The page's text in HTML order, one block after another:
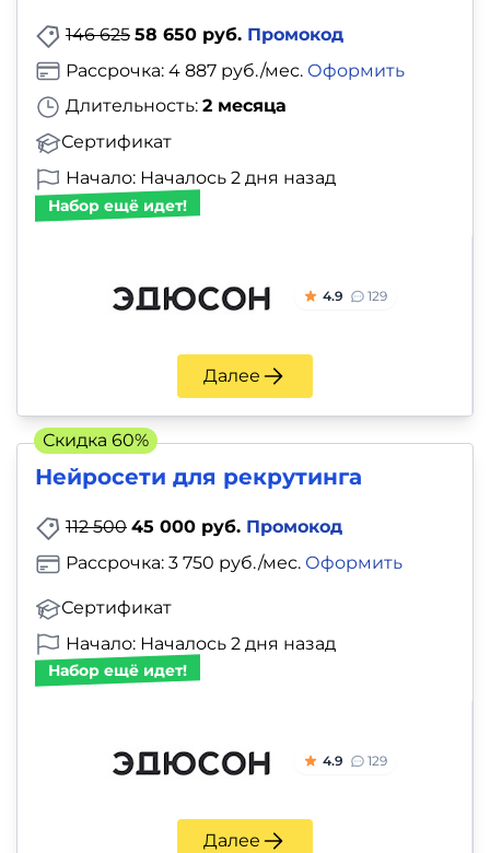
146 625 58 650 руб. Промокод
Длительность: 2 месяца
Сертификат
Рассрочка: 4 887 руб./мес. Оформить
Начало: Началось 2 дня назад
Набор ещё идет!
4.9 129
Далее
Нейросети для рекрутинга
112 500 45 000 руб. Промокод
Сертификат
Рассрочка: 3 750 руб./мес. Оформить
Начало: Началось 2 дня назад
Набор ещё идет!
4.9 129
Далее
Скидка 60%